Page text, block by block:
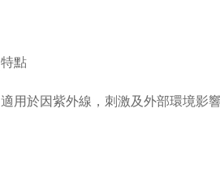
特點
適用於因紫外線，刺激及外部環境影